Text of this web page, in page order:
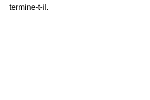
termine-t-il.